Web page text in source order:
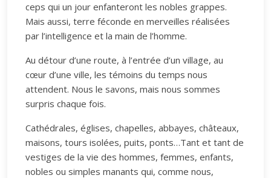
ceps qui un jour enfanteront les nobles grappes.
Mais aussi, terre féconde en merveilles réalisées
par l’intelligence et la main de l’homme.
Au détour d’une route, à l’entrée d’un village, au
cœur d’une ville, les témoins du temps nous
attendent. Nous le savons, mais nous sommes
surpris chaque fois.
Cathédrales, églises, chapelles, abbayes, châteaux,
maisons, tours isolées, puits, ponts…Tant et tant de
vestiges de la vie des hommes, femmes, enfants,
nobles ou simples manants qui, comme nous,